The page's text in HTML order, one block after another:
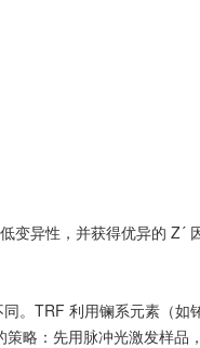
异性，并获得优异的 Z´
。TRF 利用镧系元素（
略：先用脉冲光激发样